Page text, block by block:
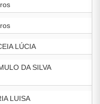
LÚCIA
DA SILVA
LUISA